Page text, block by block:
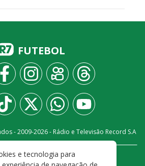
FUTEBOL
- 2009-2026- Rádio e Televisão Record S.A
FALE CONOSCO PRIVACIDADE
e tecnologia para